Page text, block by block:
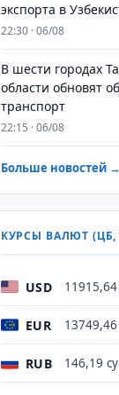
экспорта в
22:30 · 06/08
В шести городах
области обновят
транспорт
22:15 · 06/08
Больше новостей →
КУРСЫ ВАЛЮТ (ЦБ,
USD
EUR
RUB 146,19